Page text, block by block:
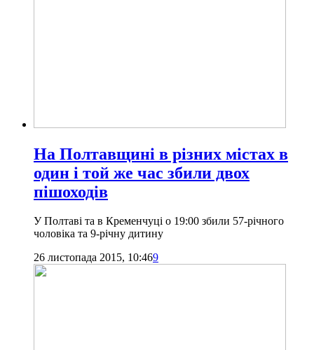
На Полтавщині в різних містах в
один і той же час збили двох
пішоходів
У Полтаві та в Кременчуці о 19:00 збили 57-річного
чоловіка та 9-річну дитину
26 листопада 2015, 10:469